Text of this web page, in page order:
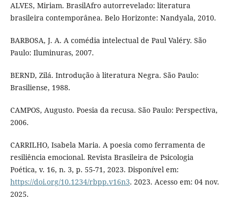
ALVES, Miriam. BrasilAfro autorrevelado: literatura
brasileira contemporânea. Belo Horizonte: Nandyala, 2010.
BARBOSA, J. A. A comédia intelectual de Paul Valéry. São
Paulo: Iluminuras, 2007.
BERND, Zilá. Introdução à literatura Negra. São Paulo:
Brasiliense, 1988.
CAMPOS, Augusto. Poesia da recusa. São Paulo: Perspectiva,
2006.
CARRILHO, Isabela Maria. A poesia como ferramenta de
resiliência emocional. Revista Brasileira de Psicologia
Poética, v. 16, n. 3, p. 55-71, 2023. Disponível em:
https://doi.org/10.1234/rbpp.v16n3. 2023. Acesso em: 04 nov.
2025.